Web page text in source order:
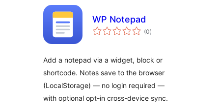
WP Notepad
(0valoracións
totais
)
Add a notepad via a widget, block or
shortcode. Notes save to the browser
(LocalStorage) — no login required —
with optional opt-in cross-device sync.